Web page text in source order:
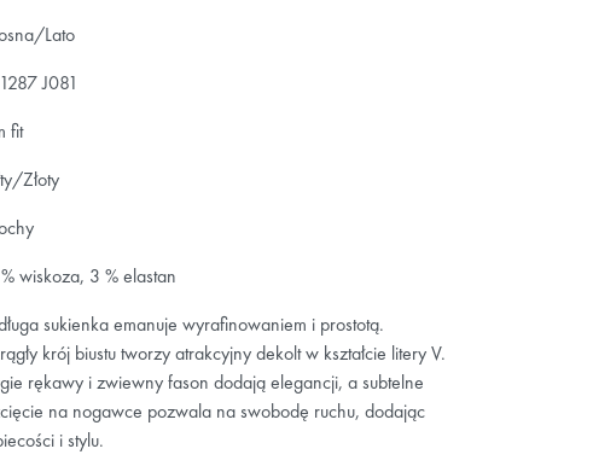
Lato
J081
fit
Złoty
wiskoza, 3 % elastan
sukienka emanuje wyrafinowaniem i prostotą.
krój biustu tworzy atrakcyjny dekolt w kształcie litery V.
rękawy i zwiewny fason dodają elegancji, a subtelne
na nogawce pozwala na swobodę ruchu, dodając
i stylu.